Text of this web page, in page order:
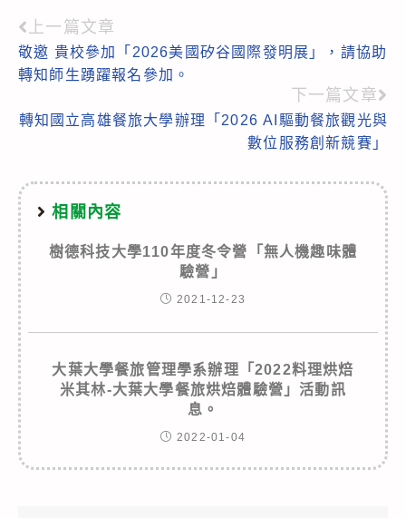
Read
more
上一篇文章
敬邀 貴校參加「2026美國矽谷國際發明展」，請協助
轉知師生踴躍報名參加。
下一篇文章
轉知國立高雄餐旅大學辦理「2026 AI驅動餐旅觀光與
數位服務創新競賽」
相關內容
樹德科技大學110年度冬令營「無人機趣味體
驗營」
2021-12-23
大葉大學餐旅管理學系辦理「2022料理烘焙
米其林-大葉大學餐旅烘焙體驗營」活動訊
息。
2022-01-04